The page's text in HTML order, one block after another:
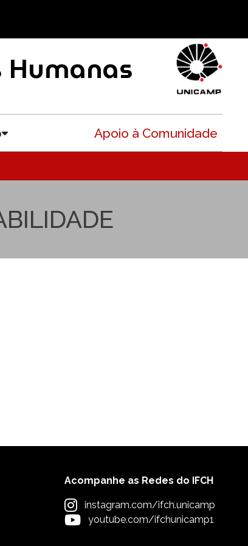
Humanas
Apoio à Comunidade
Acompanhe as Redes do IFCH
instagram.com/ifch.unicamp
youtube.com/ifchunicamp1